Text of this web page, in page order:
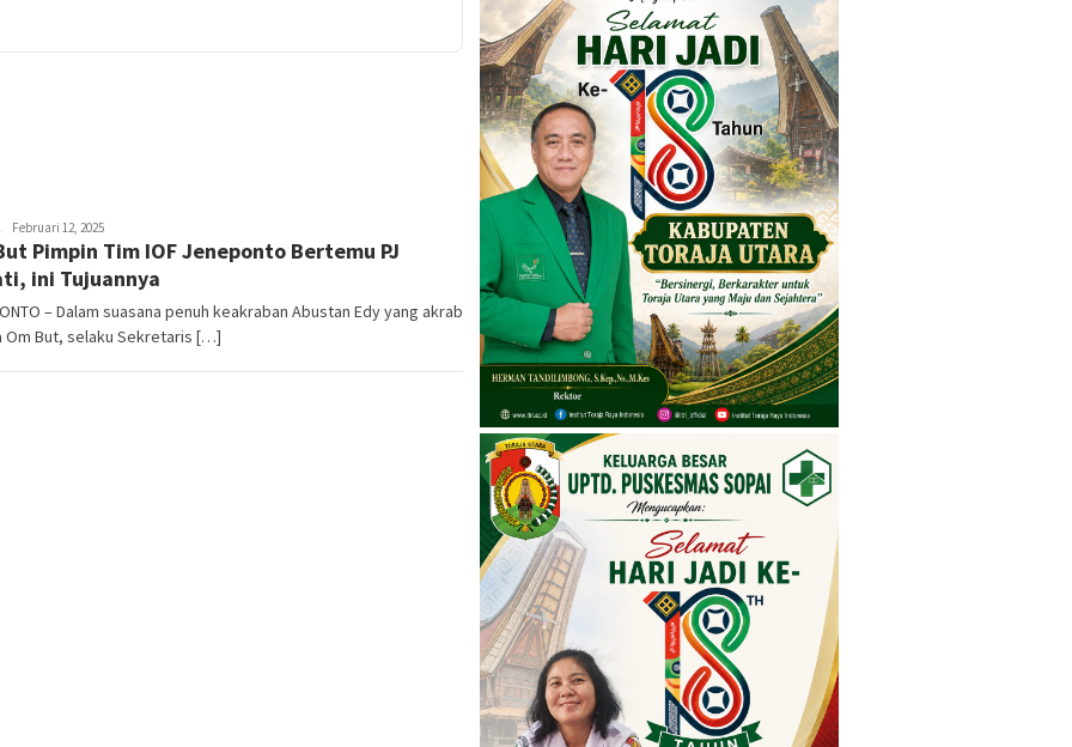
Haerullah
Lodji
Februari 12, 2025
Pimpin Tim IOF Jeneponto Bertemu PJ
ini Tujuannya
– Dalam suasana penuh keakraban Abustan Edy yang akrab
Om But, selaku Sekretaris […]